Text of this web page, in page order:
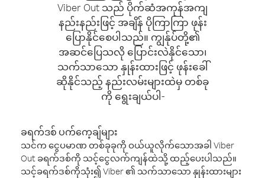
Viber Out သည် ပိုက်ဆံအကုန်အကျ
နည်းနည်းဖြင့် အချိန် ပိုကြာကြာ ဖုန်း
ပြောနိုင်စေပါသည်။ ကျွန်ုပ်တို့၏
အဆင်ပြေသလို ပြောင်းလဲနိုင်သော၊
သက်သာသော နှုန်းထားဖြင့် ဖုန်းခေါ်
ဆိုနိုင်သည့် နည်းလမ်းများထဲမှ တစ်ခု
ကို ရွေးချယ်ပါ-
ခရက်ဒစ် ပက်ကေ့ချ်များ
သင်က ငွေပမာဏ တစ်ခုခုကို ဝယ်ယူလိုက်သောအခါ Viber
Out ခရက်ဒစ်ကို သင့်ငွေလက်ကျန်ထဲသို့ ထည့်ပေးပါသည်။
သင့်ခရက်ဒစ်ကိုသုံး၍ Viber ၏ သက်သာသော နှုန်းထားများ